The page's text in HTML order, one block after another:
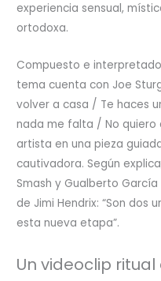
experiencia sensual,
ortodoxa.
Compuesto e
tema cuenta con Joe
volver a casa / Te haces
nada me falta / No quiero
artista en una pieza
cautivadora. Según
Smash y Gualberto
de Jimi Hendrix: “Son dos
esta nueva etapa”.
Un videoclip